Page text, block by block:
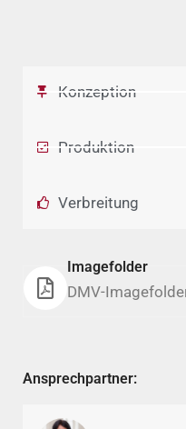
Konzeption
Produktion
Verbreitung
Imagefolder
DMV-
Ansprechpartner: